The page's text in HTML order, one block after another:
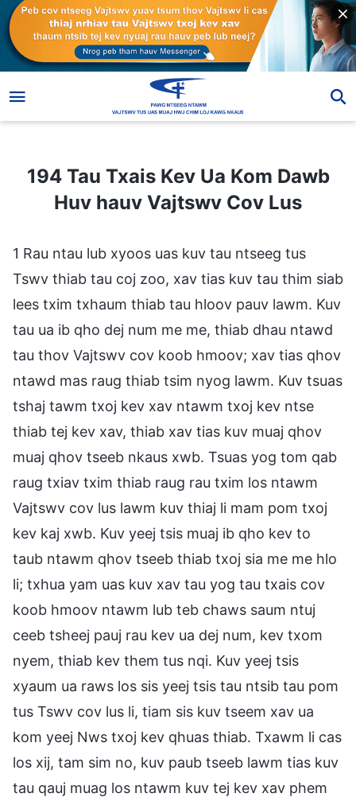
194 Tau Txais Kev Ua Kom Dawb
Huv hauv Vajtswv Cov Lus
1 Rau ntau lub xyoos uas kuv tau ntseeg tus
Tswv thiab tau coj zoo, xav tias kuv tau thim siab
lees txim txhaum thiab tau hloov pauv lawm. Kuv
tau ua ib qho dej num me me, thiab dhau ntawd
tau thov Vajtswv cov koob hmoov; xav tias qhov
ntawd mas raug thiab tsim nyog lawm. Kuv tsuas
tshaj tawm txoj kev xav ntawm txoj kev ntse
thiab tej kev xav, thiab xav tias kuv muaj qhov
muaj qhov tseeb nkaus xwb. Tsuas yog tom qab
raug txiav txim thiab raug rau txim los ntawm
Vajtswv cov lus lawm kuv thiaj li mam pom txoj
kev kaj xwb. Kuv yeej tsis muaj ib qho kev to
taub ntawm qhov tseeb thiab txoj sia me me hlo
li; txhua yam uas kuv xav tau yog tau txais cov
koob hmoov ntawm lub teb chaws saum ntuj
ceeb tsheej pauj rau kev ua dej num, kev txom
nyem, thiab kev them tus nqi. Kuv yeej tsis
xyaum ua raws los sis yeej tsis tau ntsib tau pom
tus Tswv cov lus li, tiam sis kuv tseem xav ua
kom yeej Nws txoj kev qhuas thiab. Txawm li cas
los xij, tam sim no, kuv paub tseeb lawm tias kuv
tau qauj muag los ntawm kuv tej kev xav phem